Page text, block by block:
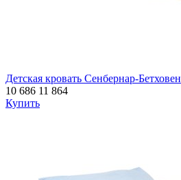
Детская кровать Сенбернар-Бетховен
10 686 11 864
Купить